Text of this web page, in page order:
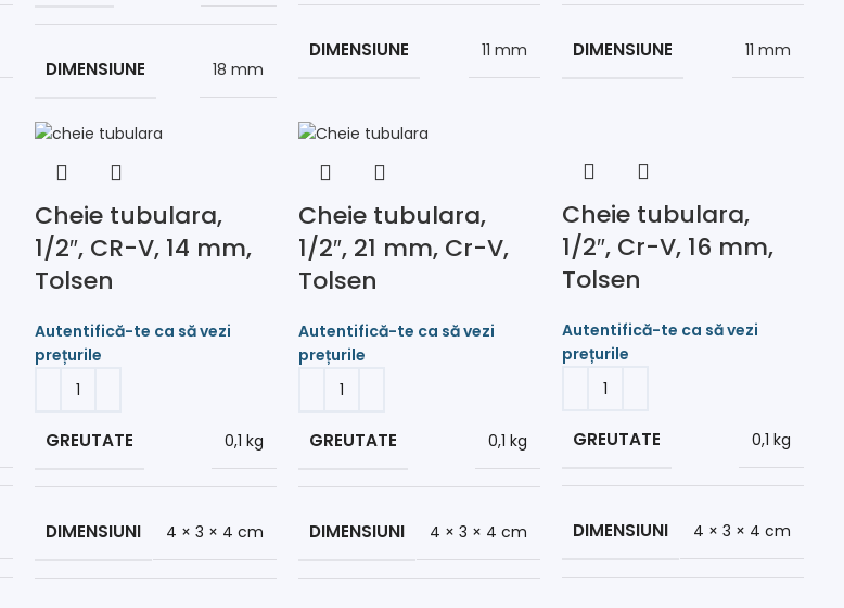
DIMENSIUNE 18 mm
DIMENSIUNE 11 mm DIMENSIUNE 11 mm
Cheie tubulara,
1/2″, CR-V, 14 mm,
Tolsen
GREUTATE 0,1 kg
DIMENSIUNI 4 × 3 × 4 cm
Cheie tubulara,
1/2″, 21 mm, Cr-V,
Tolsen
GREUTATE 0,1 kg
DIMENSIUNI 4 × 3 × 4 cm
Cheie tubulara,
1/2″, Cr-V, 16 mm,
Tolsen
GREUTATE 0,1 kg
DIMENSIUNI 4 × 3 × 4 cm